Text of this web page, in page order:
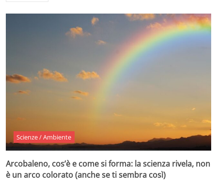
Scienze / Ambiente
Arcobaleno, cos’è e come si forma: la scienza rivela, non
è un arco colorato (anche se ti sembra così)